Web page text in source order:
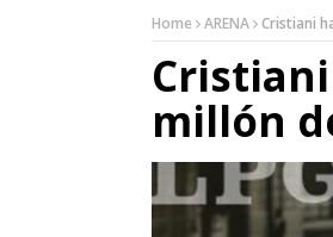
Home ARENA Cristiani
millón